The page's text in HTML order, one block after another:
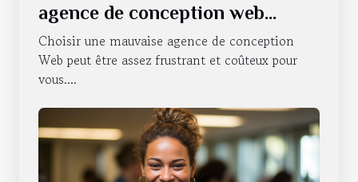
agence de conception web
professionnelle ?
Choisir une mauvaise agence de conception
Web peut être assez frustrant et coûteux pour
vous....